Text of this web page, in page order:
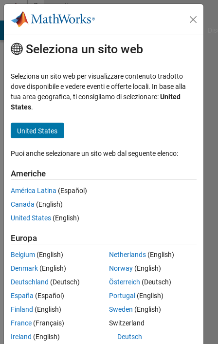
Vai al contenutoCommunity
Profile
Michael
Ladegaard
Attivo
Messaggio
Toothed
whale
marine
mammals
and
underwater
noise
Mostra
altro
Programming
Languages:
Seleziona un sito web
Seleziona un sito web per visualizzare contenuto tradotto
dove disponibile e vedere eventi e offerte locali. In base alla
tua area geografica, ti consigliamo di selezionare:United
States.
United States
Puoi anche selezionare un sito web dal seguente elenco:
Americhe
América Latina (Español)
Canada (English)
United States (English)
Europa
Belgium (English)
Denmark (English)
Deutschland (Deutsch)
España (Español)
Finland (English)
France (Français)
Ireland (English)
Netherlands(English)
Norway(English)
Österreich (Deutsch)
Portugal (English)
Sweden (English)
Switzerland
Deutsch